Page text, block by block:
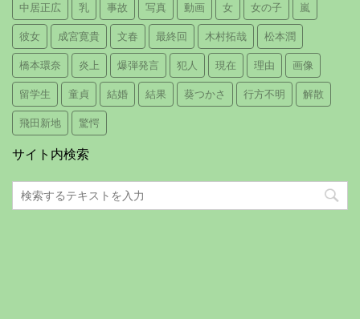
中居正広 乳 事故 写真 動画 女 女の子 嵐
彼女 成宮寛貴 文春 最終回 木村拓哉 松本潤
橋本環奈 炎上 爆弾発言 犯人 現在 理由 画像
留学生 童貞 結婚 結果 葵つかさ 行方不明 解散
飛田新地 驚愕
サイト内検索